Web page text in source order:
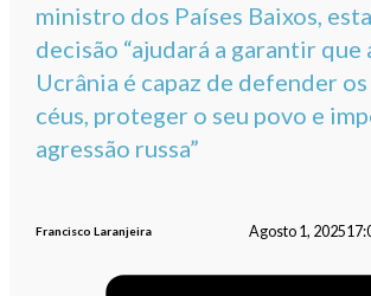
ministro dos Países Baixos, esta
decisão “ajudará a garantir que
Ucrânia é capaz de defender os
céus, proteger o seu povo e
agressão russa”
Francisco Laranjeira Agosto 1, 2025